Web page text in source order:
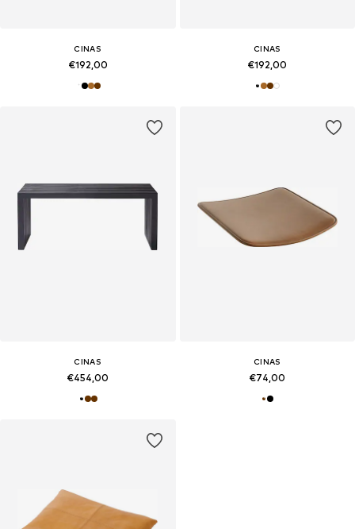
CINAS
€192,00
CINAS
€192,00
CINAS
€454,00
CINAS
€74,00